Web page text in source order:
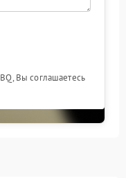
Вы соглашаетесь